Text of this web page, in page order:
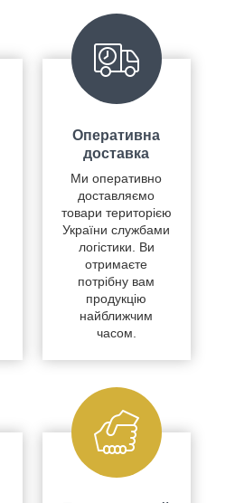
Оперативна
доставка
Ми оперативно
доставляємо
товари територією
України службами
логістики. Ви
отримаєте
потрібну вам
продукцію
найближчим
часом.